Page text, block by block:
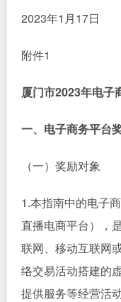
2023年1月17日
附件1
厦门市2023年电子
一、电子商务平台
（一）奖励对象
1.本指南中的电子
直播电商平台），
联网、移动互联网
络交易活动搭建的
提供服务等经营活